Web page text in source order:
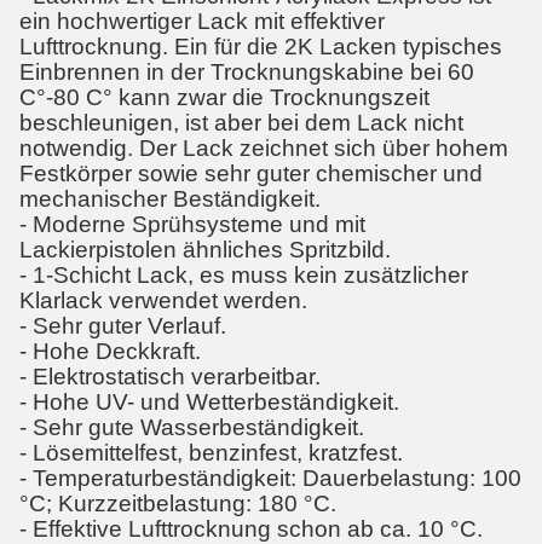
ein hochwertiger Lack mit effektiver
Lufttrocknung. Ein für die 2K Lacken typisches
Einbrennen in der Trocknungskabine bei 60
C°-80 C° kann zwar die Trocknungszeit
beschleunigen, ist aber bei dem Lack nicht
notwendig. Der Lack zeichnet sich über hohem
Festkörper sowie sehr guter chemischer und
mechanischer Beständigkeit.
- Moderne Sprühsysteme und mit
Lackierpistolen ähnliches Spritzbild.
- 1-Schicht Lack, es muss kein zusätzlicher
Klarlack verwendet werden.
- Sehr guter Verlauf.
- Hohe Deckkraft.
- Elektrostatisch verarbeitbar.
- Hohe UV- und Wetterbeständigkeit.
- Sehr gute Wasserbeständigkeit.
- Lösemittelfest, benzinfest, kratzfest.
- Temperaturbeständigkeit: Dauerbelastung: 100
°C; Kurzzeitbelastung: 180 °C.
- Effektive Lufttrocknung schon ab ca. 10 °C.